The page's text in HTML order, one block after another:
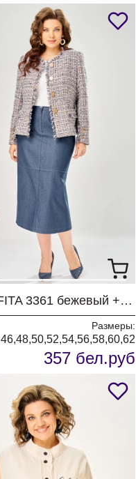
Костюм FITA 3361 бежевый + деним
Размеры:
46,48,50,52,54,56,58,60,62
357 бел.руб